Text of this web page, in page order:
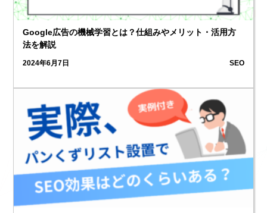
Google広告の機械学習とは？仕組みやメリット・活用方
法を解説
2024年6月7日 SEO
3